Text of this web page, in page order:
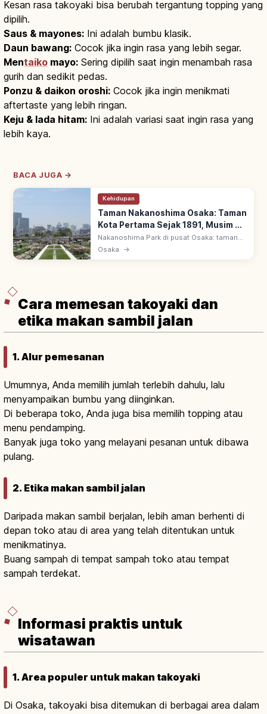
Kesan rasa takoyaki bisa berubah tergantung topping yang
dipilih.
Saus & mayones: Ini adalah bumbu klasik.
Daun bawang: Cocok jika ingin rasa yang lebih segar.
Mentaiko mayo: Sering dipilih saat ingin menambah rasa
gurih dan sedikit pedas.
Ponzu & daikon oroshi: Cocok jika ingin menikmati
aftertaste yang lebih ringan.
Keju & lada hitam: Ini adalah variasi saat ingin rasa yang
lebih kaya.
BACA JUGA →
Kehidupan
Taman Nakanoshima Osaka: Taman
Kota Pertama Sejak 1891, Musim &
Area Utama
Nakanoshima Park di pusat Osaka: taman
kota pertama, dibuka 1891 (Meiji 24). 1,5 km
Osaka →
Cara memesan takoyaki dan
etika makan sambil jalan
1. Alur pemesanan
Umumnya, Anda memilih jumlah terlebih dahulu, lalu
menyampaikan bumbu yang diinginkan.
Di beberapa toko, Anda juga bisa memilih topping atau
menu pendamping.
Banyak juga toko yang melayani pesanan untuk dibawa
pulang.
2. Etika makan sambil jalan
Daripada makan sambil berjalan, lebih aman berhenti di
depan toko atau di area yang telah ditentukan untuk
menikmatinya.
Buang sampah di tempat sampah toko atau tempat
sampah terdekat.
Informasi praktis untuk
wisatawan
1. Area populer untuk makan takoyaki
Di Osaka, takoyaki bisa ditemukan di berbagai area dalam